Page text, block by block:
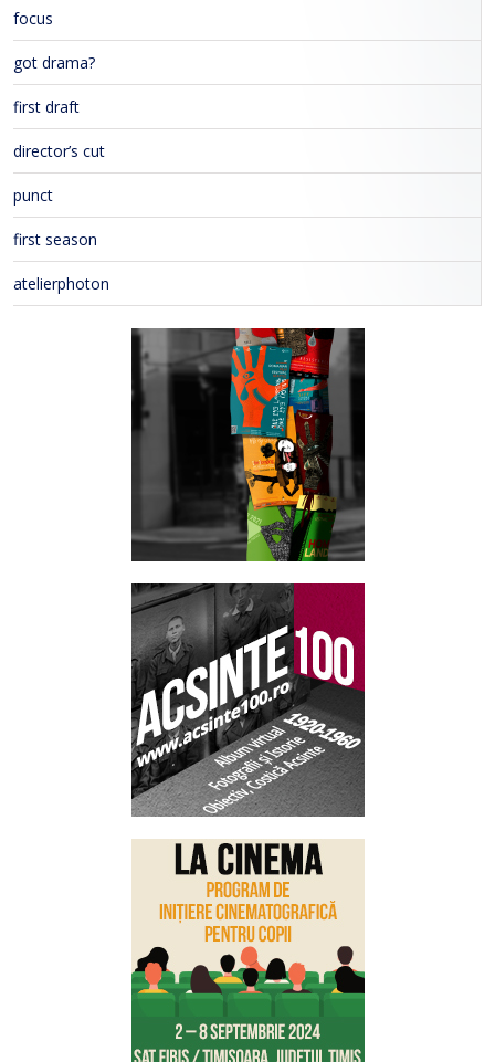
focus
got drama?
first draft
director’s cut
punct
first season
atelierphoton